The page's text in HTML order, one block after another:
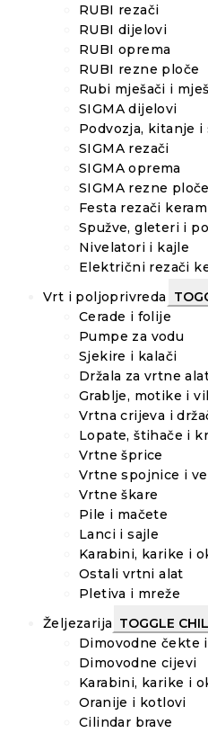
RUBI rezači
RUBI dijelovi
RUBI oprema
RUBI rezne ploče
Rubi mješači i
SIGMA dijelovi
Podvozja, kitanje i
SIGMA rezači
SIGMA oprema
SIGMA rezne ploče
Festa rezači
Spužve, gleteri i
Nivelatori i kajle
Električni rezači
Vrt i poljoprivreda
Cerade i folije
Pumpe za vodu
Sjekire i kalači
Držala za vrtne
Grablje, motike i
Vrtna crijeva i
Lopate, štihače i
Vrtne šprice
Vrtne spojnice i
Vrtne škare
Pile i mačete
Lanci i sajle
Karabini, karike i
Ostali vrtni alat
Pletiva i mreže
Željezarija TOGGLE
Dimovodne čekte
Dimovodne cijevi
Karabini, karike i
Oranije i kotlovi
Cilindar brave